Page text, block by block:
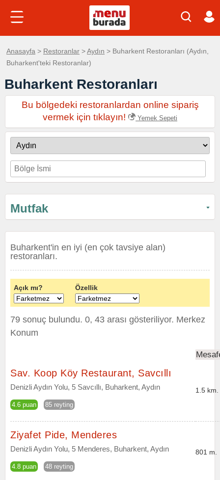
Anasayfa > Restoranlar >Aydın > Buharkent Restoranları (Aydın,
Buharkent'teki Restoranlar)
Buharkent Restoranları
Bu bölgedeki restoranlardan online sipariş
vermek için tıklayın!
Yemek Sepeti
Mutfak
Buharkent'in en iyi (en çok tavsiye alan)
restoranları.
Açık mı? Özellik
79 sonuç bulundu. 0, 43 arası gösteriliyor. Merkez
Konum
Sav. Koop Köy Restaurant, Savcıllı
Denizli Aydın Yolu, 5 Savcıllı, Buharkent, Aydın
4.6 puan 85 reyting
1.5 km.
Ziyafet Pide, Menderes
Denizli Aydın Yolu, 5 Menderes, Buharkent, Aydın
4.8 puan 48 reyting
801 m.